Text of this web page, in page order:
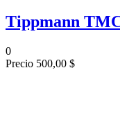
Tippmann
0
Precio 500,00 $